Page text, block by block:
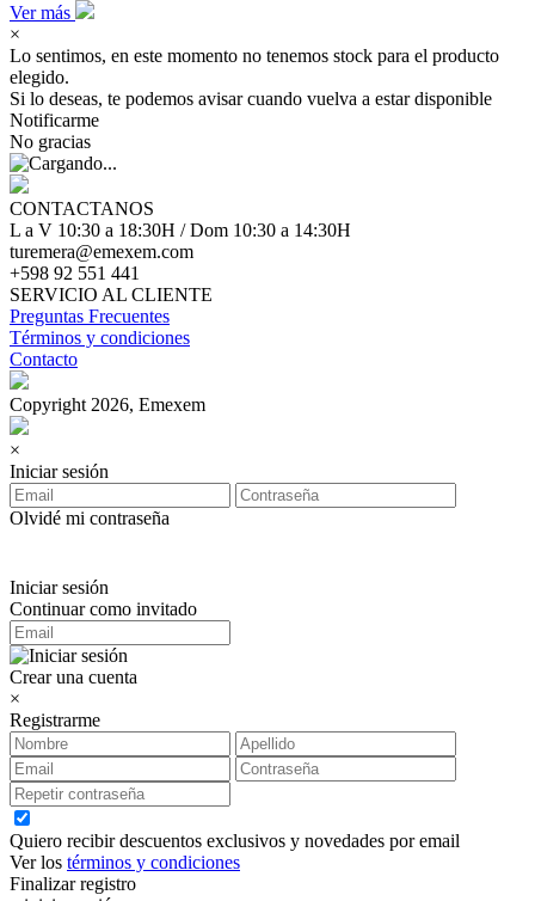
Ver más
×
Lo sentimos, en este momento no tenemos stock para el producto
elegido.
Si lo deseas, te podemos avisar cuando vuelva a estar disponible
Notificarme
No gracias
CONTACTANOS
L a V 10:30 a 18:30H / Dom 10:30 a 14:30H
turemera@emexem.com
+598 92 551 441
SERVICIO AL CLIENTE
Preguntas Frecuentes
Términos y condiciones
Contacto
Copyright 2026, Emexem
×
Iniciar sesión
Olvidé mi contraseña
Iniciar sesión
Continuar como invitado
Crear una cuenta
×
Registrarme
Quiero recibir descuentos exclusivos y novedades por email
Ver los términos y condiciones
Finalizar registro